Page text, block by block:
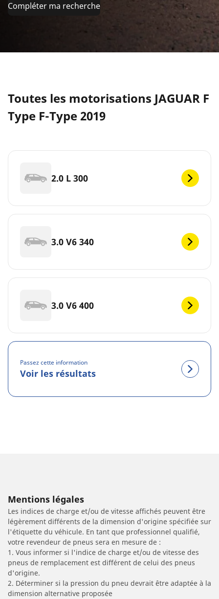
Compléter ma recherche
Toutes les motorisations JAGUAR F
Type F-Type 2019
2.0 L 300
3.0 V6 340
3.0 V6 400
Passez cette information
Voir les résultats
Mentions légales
Les indices de charge et/ou de vitesse affichés peuvent être
légèrement différents de la dimension d'origine spécifiée sur
l'étiquette du véhicule. En tant que professionnel qualifié,
votre revendeur de pneus sera en mesure de :
1. Vous informer si l'indice de charge et/ou de vitesse des
pneus de remplacement est différent de celui des pneus
d'origine.
2. Déterminer si la pression du pneu devrait être adaptée à la
dimension alternative proposée